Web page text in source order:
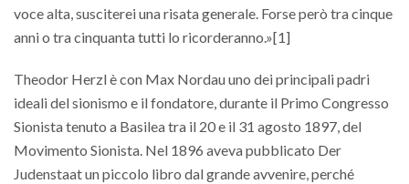
voce alta, susciterei una risata generale. Forse però tra cinque
anni o tra cinquanta tutti lo ricorderanno.»[1]
Theodor Herzl è con Max Nordau uno dei principali padri
ideali del sionismo e il fondatore, durante il Primo Congresso
Sionista tenuto a Basilea tra il 20 e il 31 agosto 1897, del
Movimento Sionista. Nel 1896 aveva pubblicato Der
Judenstaat un piccolo libro dal grande avvenire, perché